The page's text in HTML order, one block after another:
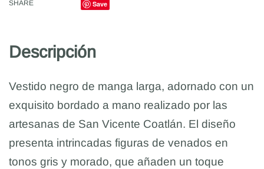
SHARE Save
Descripción
Vestido negro de manga larga, adornado con un
exquisito bordado a mano realizado por las
artesanas de San Vicente Coatlán. El diseño
presenta intrincadas figuras de venados en
tonos gris y morado, que añaden un toque